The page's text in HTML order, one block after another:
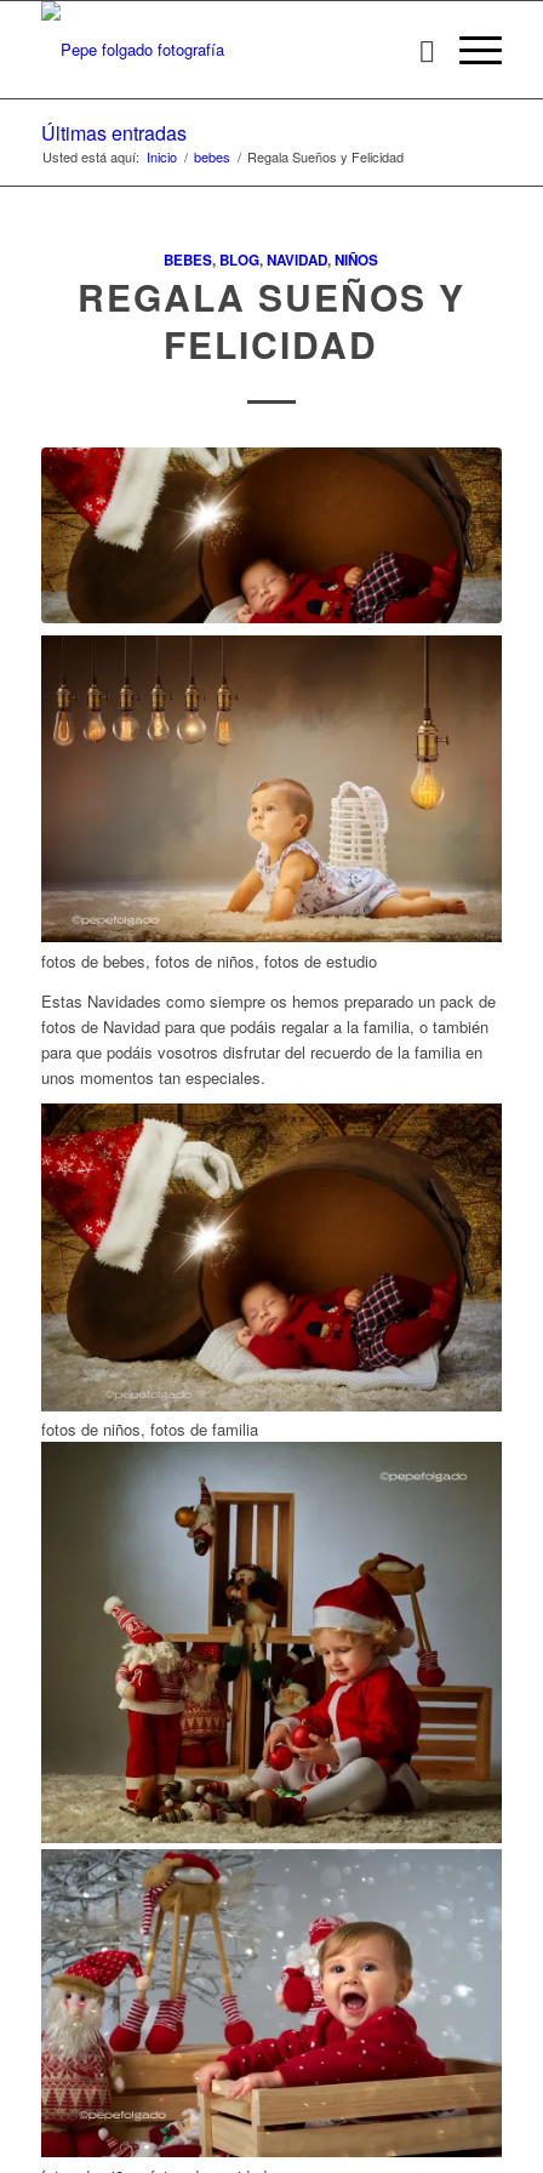
Últimas entradas
Usted está aquí: Inicio / bebes / Regala Sueños y Felicidad
BEBES, BLOG,NAVIDAD,NIÑOS
REGALA SUEÑOS Y
FELICIDAD
fotos de bebes, fotos de niños, fotos de estudio
Estas Navidades como siempre os hemos preparado un pack de
fotos de Navidad para que podáis regalar a la familia, o también
para que podáis vosotros disfrutar del recuerdo de la familia en
unos momentos tan especiales.
fotos de niños, fotos de familia